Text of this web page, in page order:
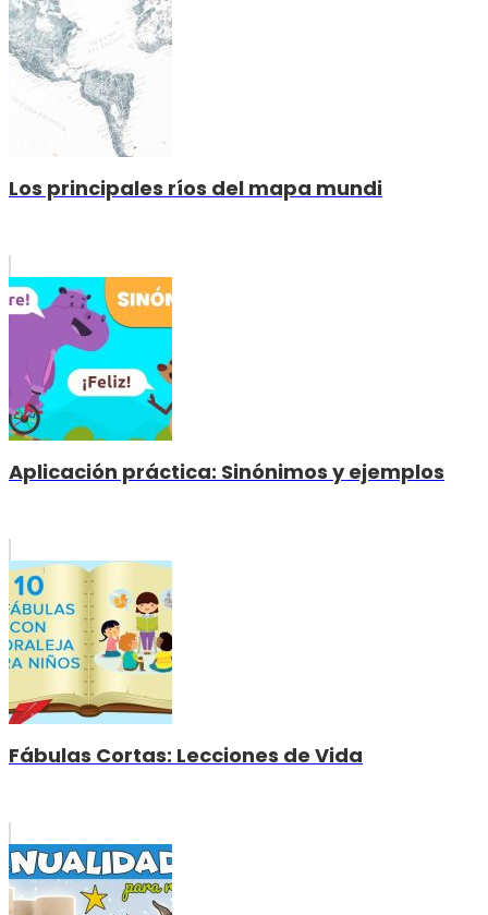
Los principales ríos del mapa mundi
Aplicación práctica: Sinónimos y ejemplos
Fábulas Cortas: Lecciones de Vida